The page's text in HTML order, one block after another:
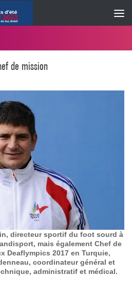
de mission
directeur sportif du foot sourd à
mais également Chef de
Deaflympics 2017 en Turquie,
coordinateur général et
administratif et médical.